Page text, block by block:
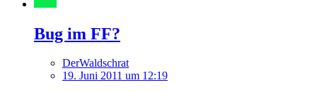
Bug im FF?
DerWaldschrat
19. Juni 2011 um 12:19